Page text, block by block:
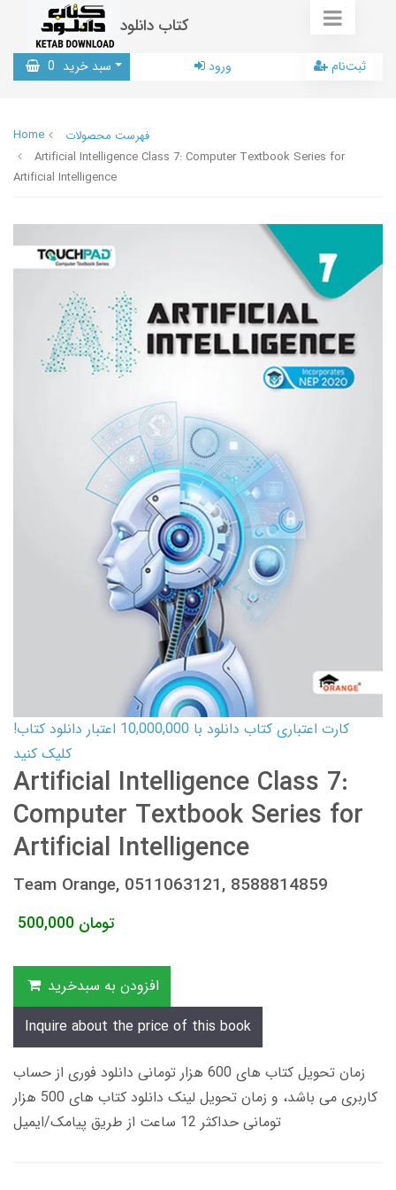
کتاب دانلود
سبد خرید 0 ورود ثبت‌نام
Home
فهرست محصولات
Artificial Intelligence Class 7: Computer Textbook Series for
Artificial Intelligence
کارت اعتباری کتاب دانلود با 10,000,000 اعتبار دانلود کتاب!
کلیک کنید
Artificial Intelligence Class 7:
Computer Textbook Series for
Artificial Intelligence
Team Orange, 0511063121, 8588814859
500,000 تومان
افزودن به سبدخرید
Inquire about the price of this book
زمان تحویل کتاب های 600 هزار تومانی دانلود فوری از حساب
کاربری می باشد، و زمان تحویل لینک دانلود کتاب های 500 هزار
تومانی حداکثر 12 ساعت از طریق پیامک/ایمیل